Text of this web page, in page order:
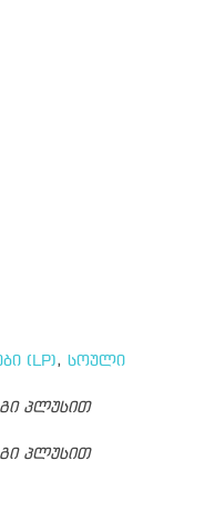
(LP), სოული
პლუსით
პლუსით